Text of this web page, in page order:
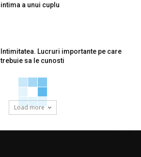
intima a unui cuplu
Intimitatea. Lucruri importante pe care
trebuie sa le cunosti
Load more